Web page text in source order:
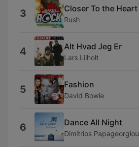
3 Closer To the Heart
Rush
4 Alt Hvad Jeg Er
Lars Lilholt
5 Fashion
David Bowie
6 Dance All Night
Dimitrios Papageorgiou